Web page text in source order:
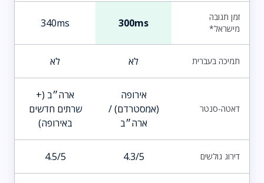
זמן תגובה
מישראל*
300ms
340ms
תמיכה בעברית לא לא
דאטה-סנטר
אירופה
(אמסטרדם) /
ארה״ב
ארה״ב (+
שרתים חדשים
באירופה)
דירוג גולשים 4.3/5
4.5/5